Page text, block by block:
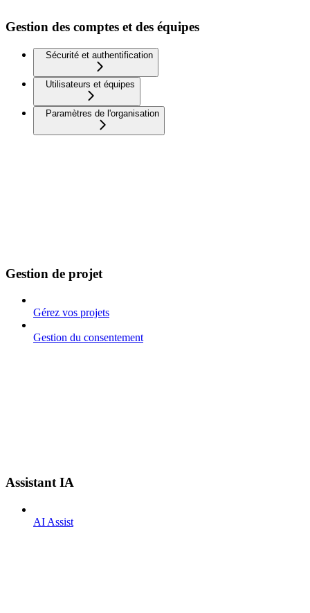
Gestion des comptes et des équipes
Sécurité et authentification
Utilisateurs et équipes
Paramètres de l'organisation
Gestion de projet
Gérez vos projets
Gestion du consentement
Assistant IA
AI Assist